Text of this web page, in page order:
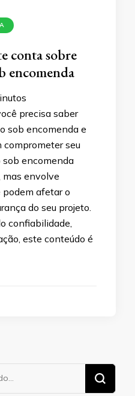
conta sobre
encomenda
precisa saber
sob encomenda e
comprometer seu
sob encomenda
mas envolve
afetar o
do seu projeto.
confiabilidade,
este conteúdo é